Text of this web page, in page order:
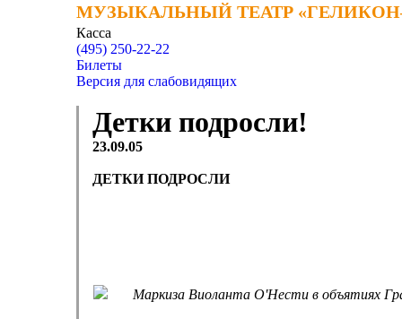
МУЗЫКАЛЬНЫЙ ТЕАТР
МУЗЫКАЛЬНЫЙ ТЕАТР
Касса
(495) 250-22-22
Билеты
Версия для слабовидящих
Детки подросли!
23.09.05
ДЕТКИ ПОДРОСЛИ
Маркиза Виоланта О'Нести в объятиях